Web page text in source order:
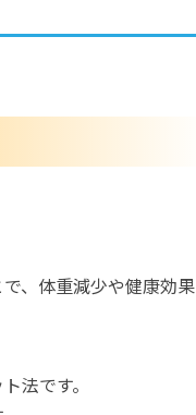
、体重減少や健康効果
法です。